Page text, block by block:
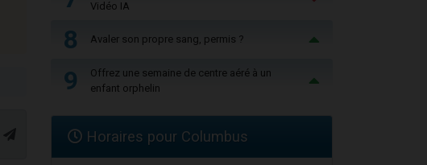
Vidéo IA
8 Avaler son propre sang, permis ?
9
Offrez une semaine de centre aéré à un
enfant orphelin
Horaires pour Columbus